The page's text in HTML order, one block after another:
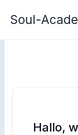
InhaltSoul-
Hallo,